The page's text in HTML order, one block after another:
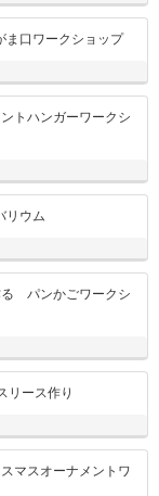
ま口ワークショップ
トハンガーワークシ
リウム
る パンかごワークシ
リース作り
マスオーナメントワ